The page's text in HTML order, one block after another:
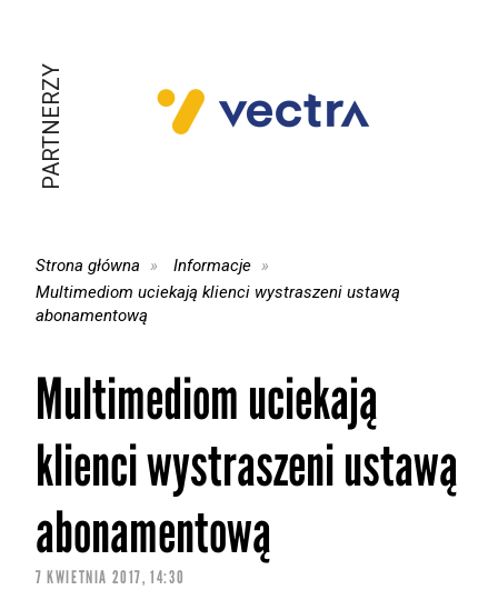
PARTNERZY
Strona główna
Informacje
Multimediom uciekają klienci wystraszeni ustawą
abonamentową
Multimediom uciekają
klienci wystraszeni ustawą
abonamentową
7 KWIETNIA 2017, 14:30